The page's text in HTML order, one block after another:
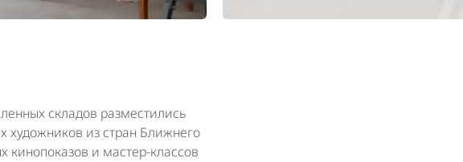
складов разместились
художников из стран Ближнего
кинопоказов и мастер-классов